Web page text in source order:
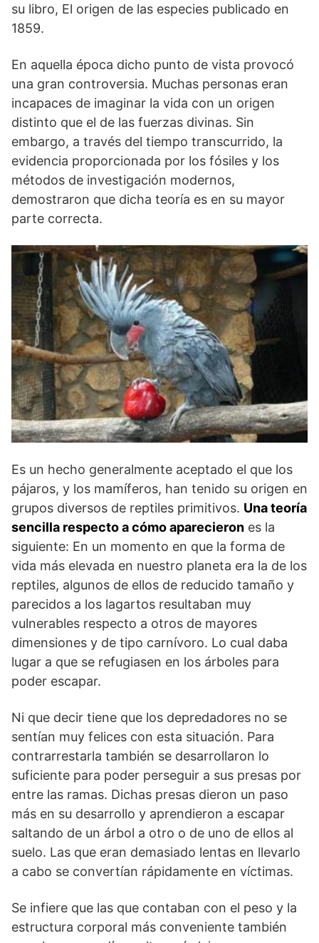
su libro, El origen de las especies publicado en
1859.
En aquella época dicho punto de vista provocó
una gran controversia. Muchas personas eran
incapaces de imaginar la vida con un origen
distinto que el de las fuerzas divinas. Sin
embargo, a través del tiempo transcurrido, la
evidencia proporcionada por los fósiles y los
métodos de investigación modernos,
demostraron que dicha teoría es en su mayor
parte correcta.
Es un hecho generalmente aceptado el que los
pájaros, y los mamíferos, han tenido su origen en
grupos diversos de reptiles primitivos. Una teoría
sencilla respecto a cómo aparecieron es la
siguiente: En un momento en que la forma de
vida más elevada en nuestro planeta era la de los
reptiles, algunos de ellos de reducido tamaño y
parecidos a los lagartos resultaban muy
vulnerables respecto a otros de mayores
dimensiones y de tipo carnívoro. Lo cual daba
lugar a que se refugiasen en los árboles para
poder escapar.
Ni que decir tiene que los depredadores no se
sentían muy felices con esta situación. Para
contrarrestarla también se desarrollaron lo
suficiente para poder perseguir a sus presas por
entre las ramas. Dichas presas dieron un paso
más en su desarrollo y aprendieron a escapar
saltando de un árbol a otro o de uno de ellos al
suelo. Las que eran demasiado lentas en llevarlo
a cabo se convertían rápidamente en víctimas.
Se infiere que las que contaban con el peso y la
estructura corporal más conveniente también